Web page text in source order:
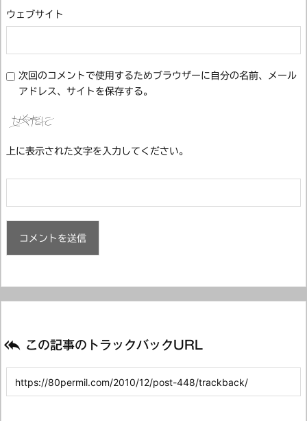
ウェブサイト
次回のコメントで使用するためブラウザーに自分の名前、メール
アドレス、サイトを保存する。
上に表示された文字を入力してください。
 この記事のトラックバックURL